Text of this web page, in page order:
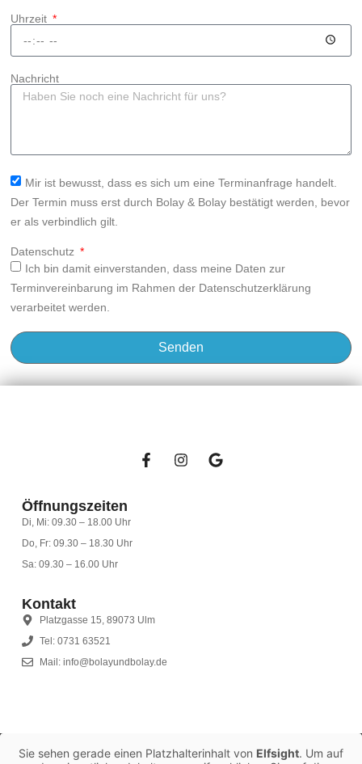
Uhrzeit
Nachricht
Mir ist bewusst, dass es sich um eine Terminanfrage handelt.
Der Termin muss erst durch Bolay & Bolay bestätigt werden, bevor
er als verbindlich gilt.
Datenschutz
Ich bin damit einverstanden, dass meine Daten zur
Terminvereinbarung im Rahmen der Datenschutzerklärung
verarbeitet werden.
Senden
Kontakt
Platzgasse 15, 89073 Ulm
Tel: 0731 63521
Mail: info@bolayundbolay.de
Öffnungszeiten
Di, Mi: 09.30 – 18.00 Uhr
Do, Fr: 09.30 – 18.30 Uhr
Sa: 09.30 – 16.00 Uhr
Sie sehen gerade einen Platzhalterinhalt von Elfsight. Um auf